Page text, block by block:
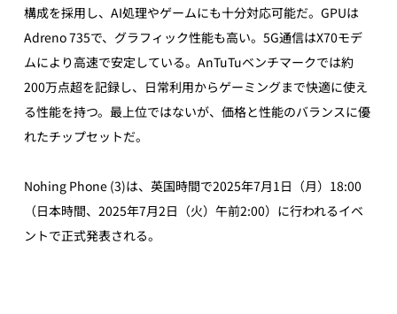
構成を採用し、AI処理やゲームにも十分対応可能だ。GPUは
Adreno 735で、グラフィック性能も高い。5G通信はX70モデ
ムにより高速で安定している。AnTuTuベンチマークでは約
200万点超を記録し、日常利用からゲーミングまで快適に使え
る性能を持つ。最上位ではないが、価格と性能のバランスに優
れたチップセットだ。
Nohing Phone (3)は、英国時間で2025年7月1日（月）18:00
（日本時間、2025年7月2日（火）午前2:00）に行われるイベ
ントで正式発表される。